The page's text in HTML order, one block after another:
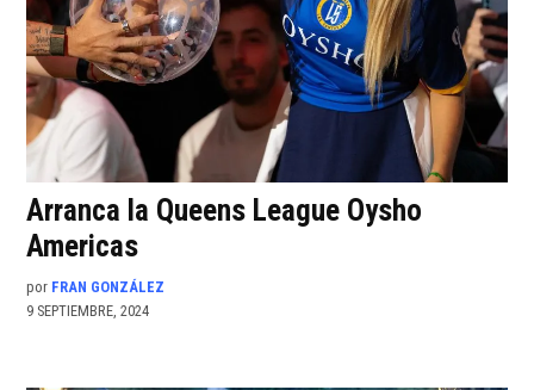
Arranca la Queens League Oysho
Americas
por FRAN GONZÁLEZ
9 SEPTIEMBRE, 2024